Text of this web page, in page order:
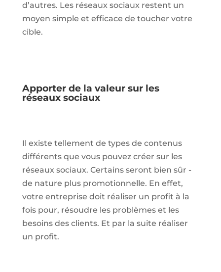
d’autres. Les réseaux sociaux restent un
moyen simple et efficace de toucher votre
cible.
Apporter de la valeur sur les
réseaux sociaux
Il existe tellement de types de contenus
différents que vous pouvez créer sur les
réseaux sociaux. Certains seront bien sûr -
de nature plus promotionnelle. En effet,
votre entreprise doit réaliser un profit à la
fois pour, résoudre les problèmes et les
besoins des clients. Et par la suite réaliser
un profit.